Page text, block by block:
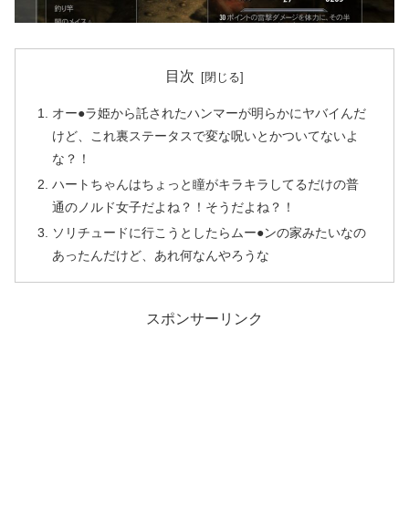
目次
オー●ラ姫から託されたハンマーが明らかにヤバイんだ
けど、これ裏ステータスで変な呪いとかついてないよ
な？！
ハートちゃんはちょっと瞳がキラキラしてるだけの普
通のノルド女子だよね？！そうだよね？！
ソリチュードに行こうとしたらムー●ンの家みたいなの
あったんだけど、あれ何なんやろうな
スポンサーリンク